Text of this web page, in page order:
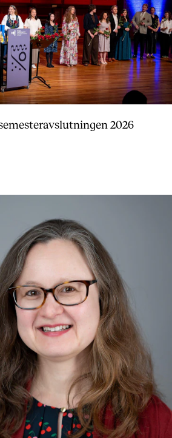
STUDENTSTØTTE
UTVIKLINGSARBEID
i kunstnerisk utviklingsarbeid
i musikkforskning
2026